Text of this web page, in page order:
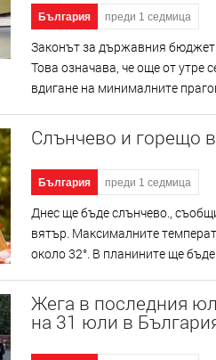
България преди 1 седмица
Законът за държавния бюджет
Това означава, че още от утре
вдигане на минималните
Слънчево и горещо
България преди 1 седмица
Днес ще бъде слънчево.,
вятър. Максималните
около 32°. В планините ще
Жега в последния
на 31 юли в